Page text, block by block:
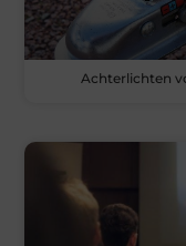
Achterlichten